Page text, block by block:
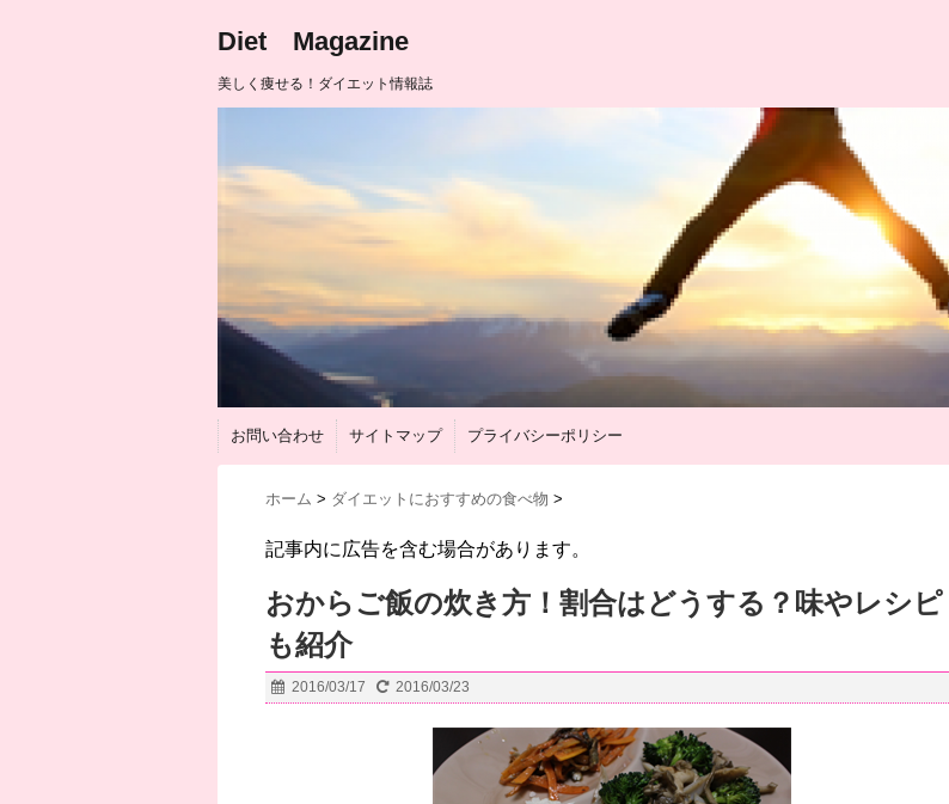
Diet Magazine
美しく痩せる！ダイエット情報誌
お問い合わせ サイトマップ プライバシーポリシー
ホーム > ダイエットにおすすめの食べ物 >
記事内に広告を含む場合があります。
おからご飯の炊き方！割合はどうする？味やレシピ
も紹介
2016/03/17 2016/03/23